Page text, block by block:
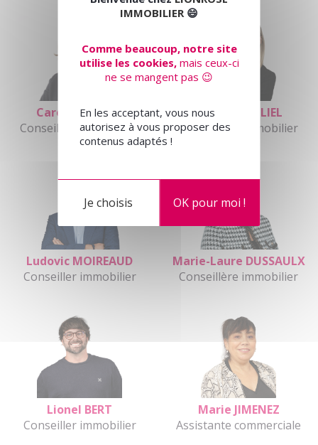
Caroline BLAZY
Conseillère immobilier
Lizzy BEN OLIEL
Conseillère immobilier
Ludovic MOIREAUD
Conseiller immobilier
Marie-Laure DUSSAULX
Conseillère immobilier
Lionel BERT
Conseiller immobilier
Marie JIMENEZ
Assistante commerciale
IMMOBILIER😄
Comme beaucoup, notre site
utilise les cookies,mais ceux-ci
ne se mangent pas 😉
En les acceptant, vous nous
autorisez à vous proposer des
contenus adaptés !
OK pour moi !
Je choisis